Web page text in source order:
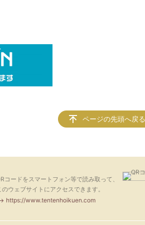
ページの先頭へ戻る
コードをスマートフォン等で読み取って、
のウェブサイトにアクセスできます。
https://www.tentenhoikuen.com